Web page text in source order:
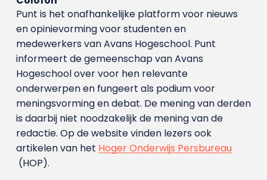
Punt is het onafhankelijke platform voor nieuws
en opinievorming voor studenten en
medewerkers van Avans Hoge­school. Punt
informeert de gemeenschap van Avans
Hogeschool over voor hen relevante
onderwerpen en fungeert als podium voor
meningsvorming en debat. De mening van derden
is daarbij niet noodzakelijk de mening van de
redactie. Op de website vinden lezers ook
artikelen van het Hoger Onderwijs Persbureau
(HOP).